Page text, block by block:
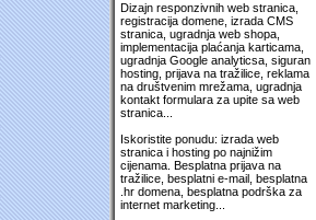
Dizajn responzivnih web stranica,
registracija domene, izrada CMS
stranica, ugradnja web shopa,
implementacija plaćanja karticama,
ugradnja Google analyticsa, siguran
hosting, prijava na tražilice, reklama
na društvenim mrežama, ugradnja
kontakt formulara za upite sa web
stranica...
Iskoristite ponudu: izrada web
stranica i hosting po najnižim
cijenama. Besplatna prijava na
tražilice, besplatni e-mail, besplatna
.hr domena, besplatna podrška za
internet marketing...